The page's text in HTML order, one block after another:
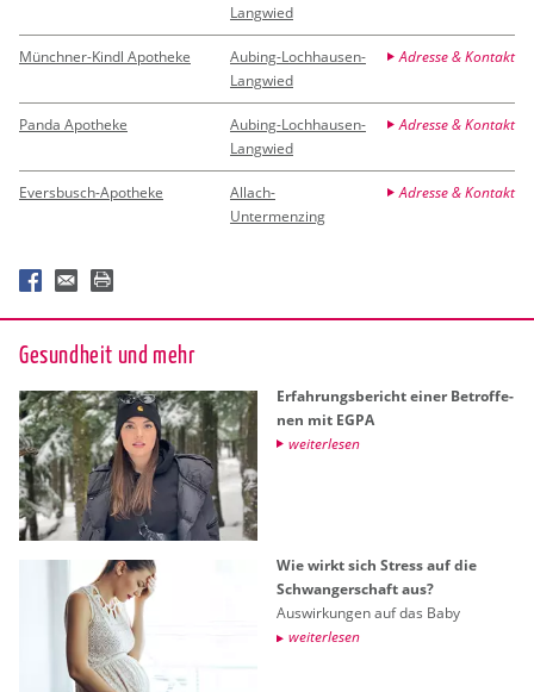
Langwied
Münchner-Kindl Apotheke
Aubing-Lochhausen-
Langwied
Adresse & Kontakt
Panda Apotheke
Aubing-Lochhausen-
Langwied
Adresse & Kontakt
Eversbusch-Apotheke
Allach-
Untermenzing
Adresse & Kontakt
Ge­sund­heit und mehr
Er­fah­rungs­be­richt einer Be­trof­fe­
nen mit EGPA
wei­ter­le­sen
Wie wirkt sich Stress auf die
Schwan­ger­schaft aus?
Aus­wir­kun­gen auf das Baby
wei­ter­le­sen